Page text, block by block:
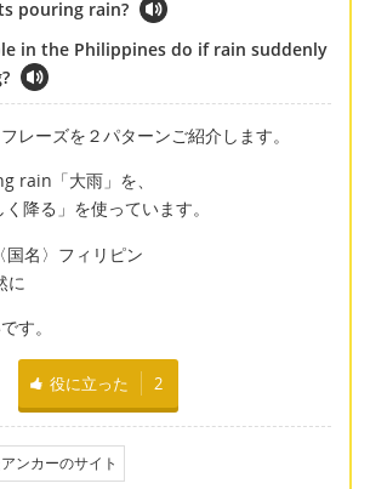
pouring rain?
in the Philippines do if rain suddenly
レーズを２パターンご紹介します。
rain「大雨」を、
降る」を使っています。
名〉フィリピン
に
す。
役に立った 2
ンカーのサイト